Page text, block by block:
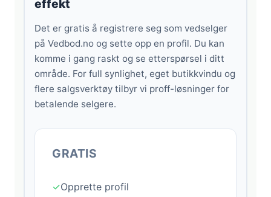
effekt
Det er gratis å registrere seg som vedselger
på Vedbod.no og sette opp en profil. Du kan
komme i gang raskt og se etterspørsel i ditt
område. For full synlighet, eget butikkvindu og
flere salgsverktøy tilbyr vi proff-løsninger for
betalende selgere.
GRATIS
✓Opprette profil